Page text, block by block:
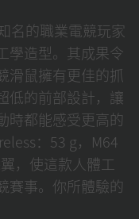
名的職業電競玩家
學造型。其成果令
滑鼠擁有更佳的抓
低的前部設計，讓
時都能感受更高的
：53 g，M64
，使這款人體工
賽事。你所體驗的